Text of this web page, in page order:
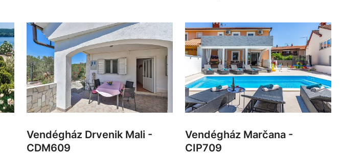
Vendégház Drvenik Mali -
CDM609
Vendégház Marčana -
CIP709